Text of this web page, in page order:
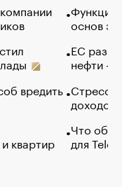
вредить
квартир
Функции
основ
ЕС
нефти —
Стресс
доходов
Что
для